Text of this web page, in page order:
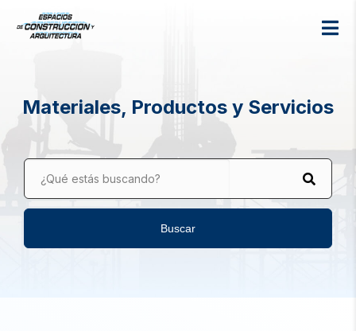
Materiales, Productos y Servicios
¿Qué estás buscando?
Buscar